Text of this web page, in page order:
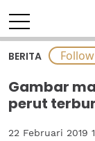
BERITA
Gambar
perut
22 Februari 2019